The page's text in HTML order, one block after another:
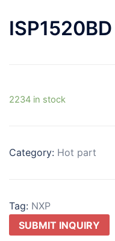
ISP1520BD
2234 in stock
Category: Hot part
Tag: NXP
SUBMIT INQUIRY